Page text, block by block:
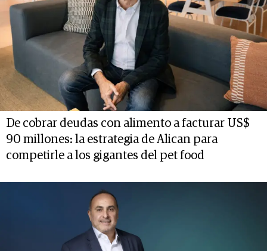
De cobrar deudas con alimento a facturar US$
90 millones: la estrategia de Alican para
competirle a los gigantes del pet food